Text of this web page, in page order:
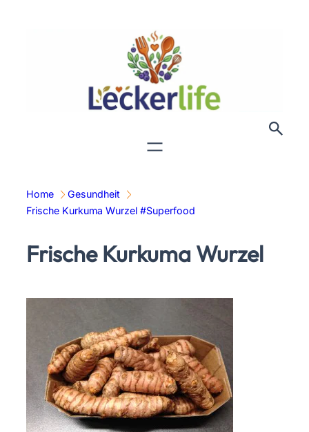
Home
Gesundheit
Frische Kurkuma Wurzel #Superfood
Frische Kurkuma Wurzel